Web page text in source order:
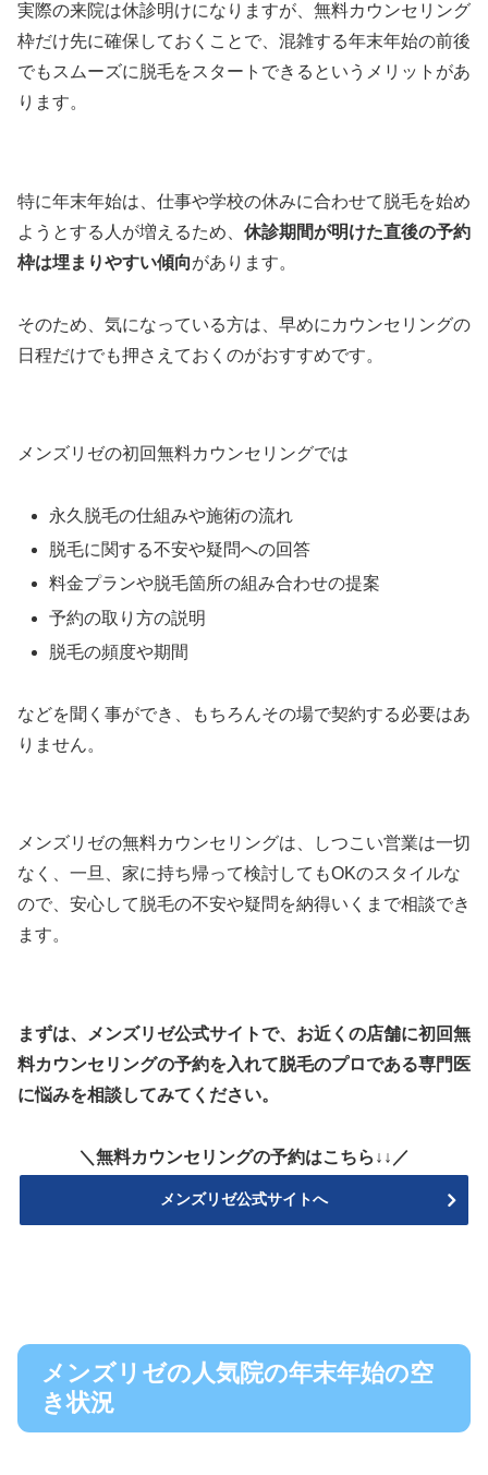
実際の来院は休診明けになりますが、無料カウンセリング
枠だけ先に確保しておくことで、混雑する年末年始の前後
でもスムーズに脱毛をスタートできるというメリットがあ
ります。
特に年末年始は、仕事や学校の休みに合わせて脱毛を始め
ようとする人が増えるため、 休診期間が明けた直後の予約
枠は埋まりやすい傾向があります。
そのため、気になっている方は、早めにカウンセリングの
日程だけでも押さえておくのがおすすめです。
メンズリゼの初回無料カウンセリングでは
永久脱毛の仕組みや施術の流れ
脱毛に関する不安や疑問への回答
料金プランや脱毛箇所の組み合わせの提案
予約の取り方の説明
脱毛の頻度や期間
などを聞く事ができ、もちろんその場で契約する必要はあ
りません。
メンズリゼの無料カウンセリングは、しつこい営業は一切
なく、一旦、家に持ち帰って検討してもOKのスタイルな
ので、安心して脱毛の不安や疑問を納得いくまで相談でき
ます。
まずは、メンズリゼ公式サイトで、お近くの店舗に初回無
料カウンセリングの予約を入れて脱毛のプロである専門医
に悩みを相談してみてください。
＼無料カウンセリングの予約はこちら↓↓／
メンズリゼ公式サイトへ
メンズリゼの人気院の年末年始の空
き状況